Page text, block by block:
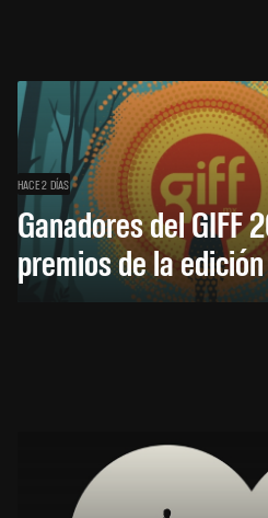
HACE 2 DÍAS
Ganadores del GIFF
premios de la